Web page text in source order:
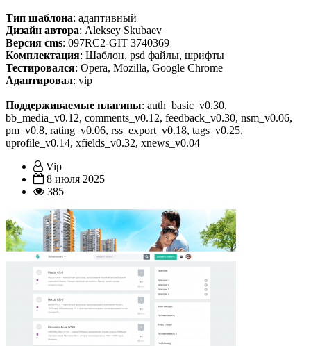
Тип шаблона: адаптивный
Дизайн автора: Aleksey Skubaev
Версия cms: 097RC2-GIT 3740369
Комплектация: Шаблон, psd файлы, шрифты
Тестировался: Opera, Mozilla, Google Chrome
Адаптировал: vip
Поддерживаемые плагины: auth_basic_v0.30,
bb_media_v0.12, comments_v0.12, feedback_v0.30, nsm_v0.06,
pm_v0.8, rating_v0.06, rss_export_v0.18, tags_v0.25,
uprofile_v0.14, xfields_v0.32, xnews_v0.04
Vip
8 июля 2025
385